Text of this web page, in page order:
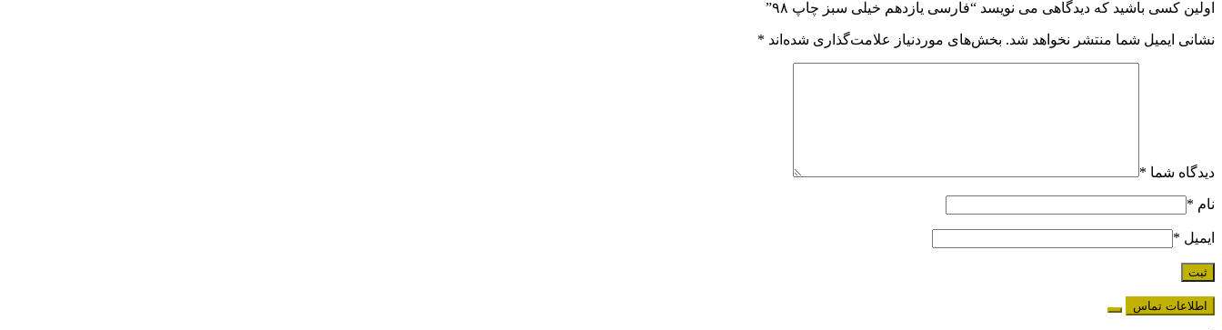
اولین کسی باشید که دیدگاهی می نویسد “فارسی یازدهم خیلی سبز چاپ ۹۸”
نشانی ایمیل شما منتشر نخواهد شد. بخش‌های موردنیاز علامت‌گذاری شده‌اند *
دیدگاه شما *
نام *
ایمیل *
اطلاعات تماس